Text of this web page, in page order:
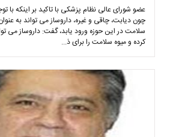
عضو شورای عالی نظام پزشکی با تاکید بر اینکه با
چون دیابت، چاقی و غیره، داروساز می تواند به
سلامت در این حوزه ورود یابد، گفت: داروساز می
کرده و میوه سلامت را برای ذ...